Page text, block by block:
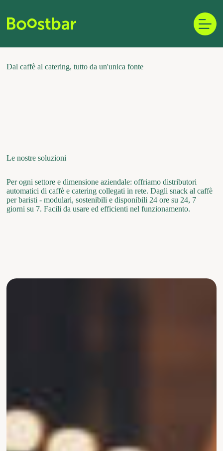
contenuto
Dal caffè al catering, tutto da un'unica fonte
Le nostre soluzioni
Per ogni settore e dimensione aziendale: offriamo distributori
automatici di caffè e catering collegati in rete. Dagli snack al caffè
per baristi - modulari, sostenibili e disponibili 24 ore su 24, 7
giorni su 7. Facili da usare ed efficienti nel funzionamento.